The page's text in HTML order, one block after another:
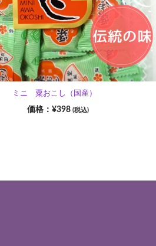
ミニ 粟おこし（国産）
¥398 (税込)